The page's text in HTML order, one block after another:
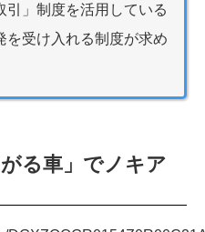
引」制度を活用している
を受け入れる制度が求め
る車」でノキア